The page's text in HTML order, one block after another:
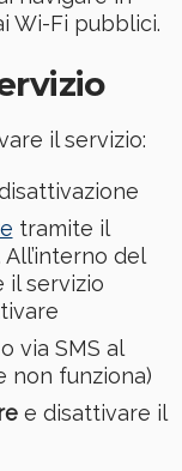
Wi-Fi pubblici.
il servizio:
tramite il
del
servizio
via SMS al
non funziona)
e disattivare il